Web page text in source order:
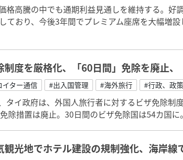
格高騰の中でも通期利益見通しを維持する。好
ており、今後3年間でプレミアム座席を大幅増
制度を厳格化、「60日間」免除を廃止
イター通信 #出入国管理 #海外旅行 #行政、政策
タイ政府は、外国人旅行者に対するビザ免除制
除措置は廃止。30日間のビザ免除国は54カ国に。
観光地でホテル建設の規制強化、海岸線